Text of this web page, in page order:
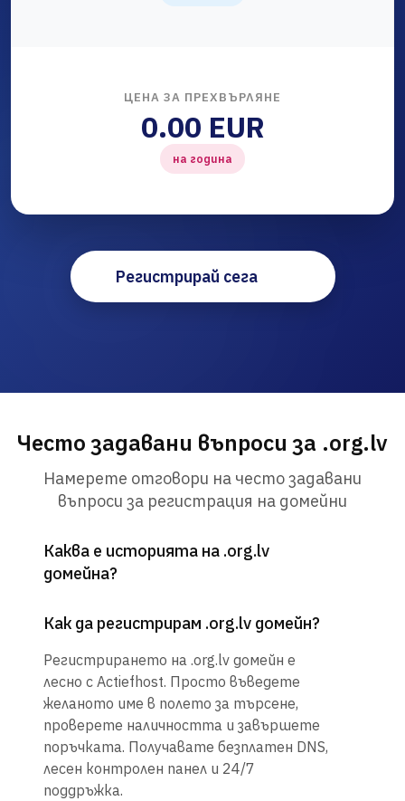
ЦЕНА ЗА ПРЕХВЪРЛЯНЕ
0.00 EUR
на година
Регистрирай сега
Често задавани въпроси за .org.lv
Намерете отговори на често задавани
въпроси за регистрация на домейни
Каква е историята на .org.lv
домейна?
Как да регистрирам .org.lv домейн?
Регистрирането на .org.lv домейн е
лесно с Actiefhost. Просто въведете
желаното име в полето за търсене,
проверете наличността и завършете
поръчката. Получавате безплатен DNS,
лесен контролен панел и 24/7
поддръжка.